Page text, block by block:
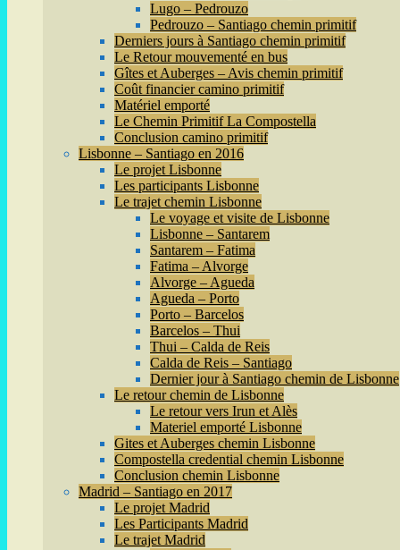
Lugo – Pedrouzo
Pedrouzo – Santiago chemin primitif
Derniers jours à Santiago chemin primitif
Le Retour mouvementé en bus
Gîtes et Auberges – Avis chemin primitif
Coût financier camino primitif
Matériel emporté
Le Chemin Primitif La Compostella
Conclusion camino primitif
Lisbonne – Santiago en 2016
Le projet Lisbonne
Les participants Lisbonne
Le trajet chemin Lisbonne
Le voyage et visite de Lisbonne
Lisbonne – Santarem
Santarem – Fatima
Fatima – Alvorge
Alvorge – Agueda
Agueda – Porto
Porto – Barcelos
Barcelos – Thui
Thui – Calda de Reis
Calda de Reis – Santiago
Dernier jour à Santiago chemin de Lisbonne
Le retour chemin de Lisbonne
Le retour vers Irun et Alès
Materiel emporté Lisbonne
Gites et Auberges chemin Lisbonne
Compostella credential chemin Lisbonne
Conclusion chemin Lisbonne
Madrid – Santiago en 2017
Le projet Madrid
Les Participants Madrid
Le trajet Madrid